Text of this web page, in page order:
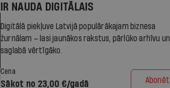
IR NAUDA DIGITĀLAIS
Digitālā piekļuve Latvijā populārākajam biznesa
žurnālam – lasi jaunākos rakstus, pārlūko arhīvu un
saglabā vērtīgāko.
Cena
Sākot no 23,00 €/gadā Abonēt